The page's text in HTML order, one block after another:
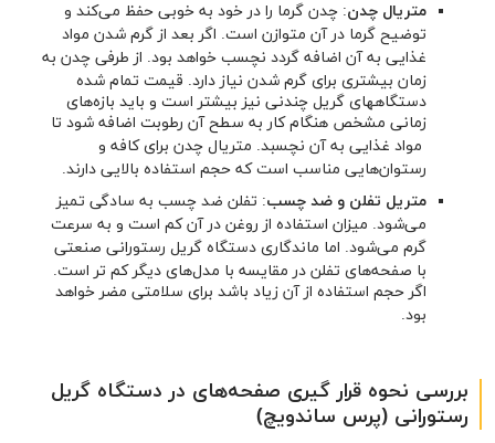
متریال چدن: چدن گرما را در خود به خوبی حفظ می‌کند و
توضیح گرما در آن متوازن است. اگر بعد از گرم شدن مواد
غذایی به آن اضافه گردد نچسب خواهد بود. از طرفی چدن به
زمان بیشتری برای گرم شدن نیاز دارد. قیمت تمام شده
دستگاه‎های گریل چندنی نیز بیشتر است و باید بازه‌های
زمانی مشخص هنگام کار به سطح آن رطوبت اضافه شود تا
مواد غذایی به آن نچسبد. متریال چدن برای کافه و
رستوان‌هایی مناسب است که حجم استفاده بالایی دارند.
متریل تفلن و ضد چسب: تفلن ضد چسب به سادگی تمیز
می‌شود. میزان استفاده از روغن در آن کم است و به سرعت
گرم می‌شود. اما ماندگاری دستگاه گریل رستورانی صنعتی
با صفحه‌های تفلن در مقایسه با مدل‌های دیگر کم تر است.
اگر حجم استفاده از آن زیاد باشد برای سلامتی مضر خواهد
بود.
بررسی نحوه قرار گیری صفحه‌های در دستگاه گریل
رستورانی (پرس ساندویچ)